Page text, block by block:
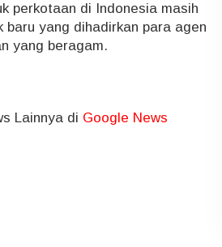
perkotaan di Indonesia masih
yang dihadirkan para agen
yang beragam.
Lainnya di Google News